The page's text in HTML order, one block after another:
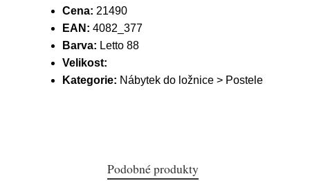
Cena: 21490
EAN: 4082_377
Barva: Letto 88
Velikost:
Kategorie: Nábytek do ložnice > Postele
Podobné produkty